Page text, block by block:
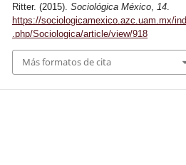
Ritter. (2015).Sociológica México 14
https://sociologicamexico.azc.uam.mx/
.php/Sociologica/article/view/918
Más formatos de cita